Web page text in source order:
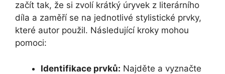
začít tak, že si zvolí krátký úryvek z literárního
díla a zaměří se na jednotlivé stylistické prvky,
které autor použil. Následující kroky mohou
pomoci:
Identifikace prvků: Najděte a vyznačte